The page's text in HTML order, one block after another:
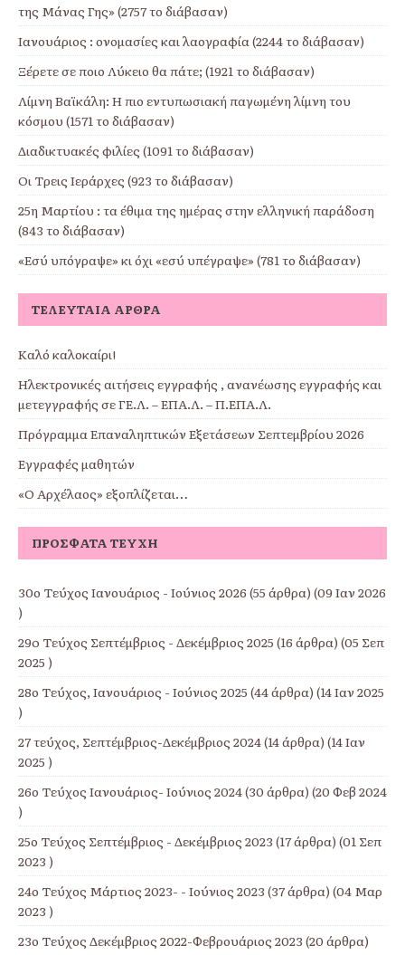
της Μάνας Γης» (2757 το διάβασαν)
Ιανουάριος : ονομασίες και λαογραφία (2244 το διάβασαν)
Ξέρετε σε ποιο Λύκειο θα πάτε; (1921 το διάβασαν)
Λίμνη Βαϊκάλη: Η πιο εντυπωσιακή παγωμένη λίμνη του
κόσμου (1571 το διάβασαν)
Διαδικτυακές φιλίες (1091 το διάβασαν)
Οι Τρεις Ιεράρχες (923 το διάβασαν)
25η Μαρτίου : τα έθιμα της ημέρας στην ελληνική παράδοση
(843 το διάβασαν)
«Εσύ υπόγραψε» κι όχι «εσύ υπέγραψε» (781 το διάβασαν)
ΤΕΛΕΥΤΑΊΑ ΆΡΘΡΑ
Καλό καλοκαίρι!
Ηλεκτρονικές αιτήσεις εγγραφής , ανανέωσης εγγραφής και
μετεγγραφής σε ΓΕ.Λ. – ΕΠΑ.Λ. – Π.ΕΠΑ.Λ.
Πρόγραμμα Επαναληπτικών Εξετάσεων Σεπτεμβρίου 2026
Εγγραφές μαθητών
«Ο Αρχέλαος» εξοπλίζεται…
ΠΡΌΣΦΑΤΑ ΤΕΎΧΗ
30ο Τεύχος Ιανουάριος - Ιούνιος 2026 (55 άρθρα) (09 Ιαν 2026
)
29o Τεύχος Σεπτέμβριος - Δεκέμβριος 2025 (16 άρθρα) (05 Σεπ
2025 )
28ο Τεύχος, Ιανουάριος - Ιούνιος 2025 (44 άρθρα) (14 Ιαν 2025
)
27 τεύχος, Σεπτέμβριος-Δεκέμβριος 2024(14 άρθρα) (14 Ιαν
2025 )
26ο Τεύχος Ιανουάριος- Ιούνιος 2024(30 άρθρα) (20 Φεβ 2024
)
25ο Τεύχος Σεπτέμβριος - Δεκέμβριος 2023 (17 άρθρα) (01 Σεπ
2023 )
24ο Τεύχος Μάρτιος 2023- - Ιούνιος 2023 (37 άρθρα) (04 Μαρ
2023 )
23ο Τεύχος Δεκέμβριος 2022-Φεβρουάριος 2023 (20 άρθρα)